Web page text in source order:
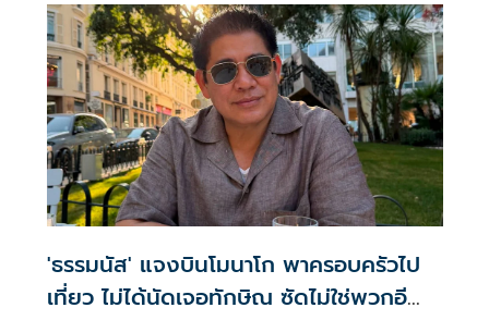
'ธรรมนัส' แจงบินโมนาโก พาครอบครัวไป
เที่ยว ไม่ได้นัดเจอทักษิณ ซัดไม่ใช่พวกอี